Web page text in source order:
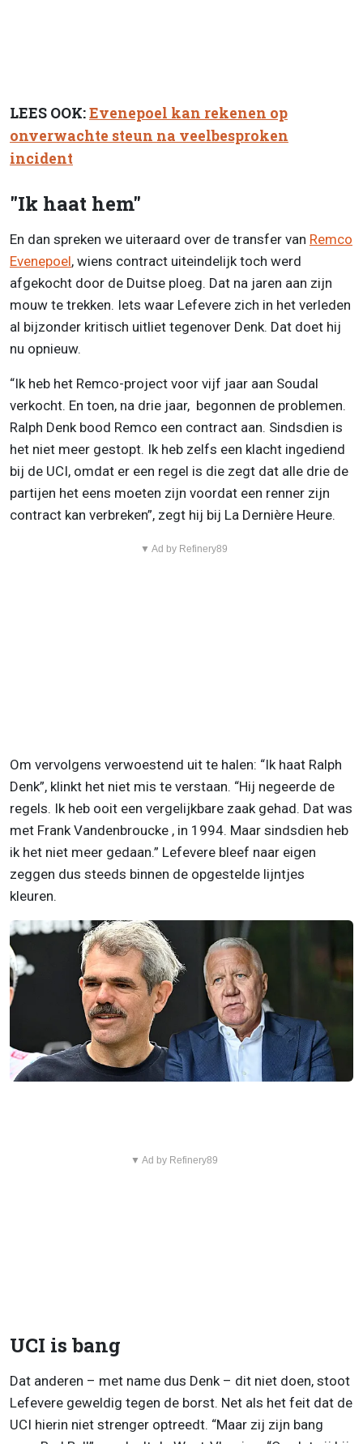
LEES OOK:Evenepoel kan rekenen op
onverwachte steun na veelbesproken
incident
"Ik haat hem"
En dan spreken we uiteraard over de transfer van Remco
Evenepoel, wiens contract uiteindelijk toch werd
afgekocht door de Duitse ploeg. Dat na jaren aan zijn
mouw te trekken. Iets waar Lefevere zich in het verleden
al bijzonder kritisch uitliet tegenover Denk. Dat doet hij
nu opnieuw.
“Ik heb het Remco-project voor vijf jaar aan Soudal
verkocht. En toen, na drie jaar, begonnen de problemen.
Ralph Denk bood Remco een contract aan. Sindsdien is
het niet meer gestopt. Ik heb zelfs een klacht ingediend
bij de UCI, omdat er een regel is die zegt dat alle drie de
partijen het eens moeten zijn voordat een renner zijn
contract kan verbreken”, zegt hij bij La Dernière Heure.
▼ Ad by Refinery89
Om vervolgens verwoestend uit te halen: “Ik haat Ralph
Denk”, klinkt het niet mis te verstaan. “Hij negeerde de
regels. Ik heb ooit een vergelijkbare zaak gehad. Dat was
met Frank Vandenbroucke , in 1994. Maar sindsdien heb
ik het niet meer gedaan.” Lefevere bleef naar eigen
zeggen dus steeds binnen de opgestelde lijntjes
kleuren.
▼ Ad by Refinery89
UCI is bang
Dat anderen – met name dus Denk – dit niet doen, stoot
Lefevere geweldig tegen de borst. Net als het feit dat de
UCI hierin niet strenger optreedt. “Maar zij zijn bang